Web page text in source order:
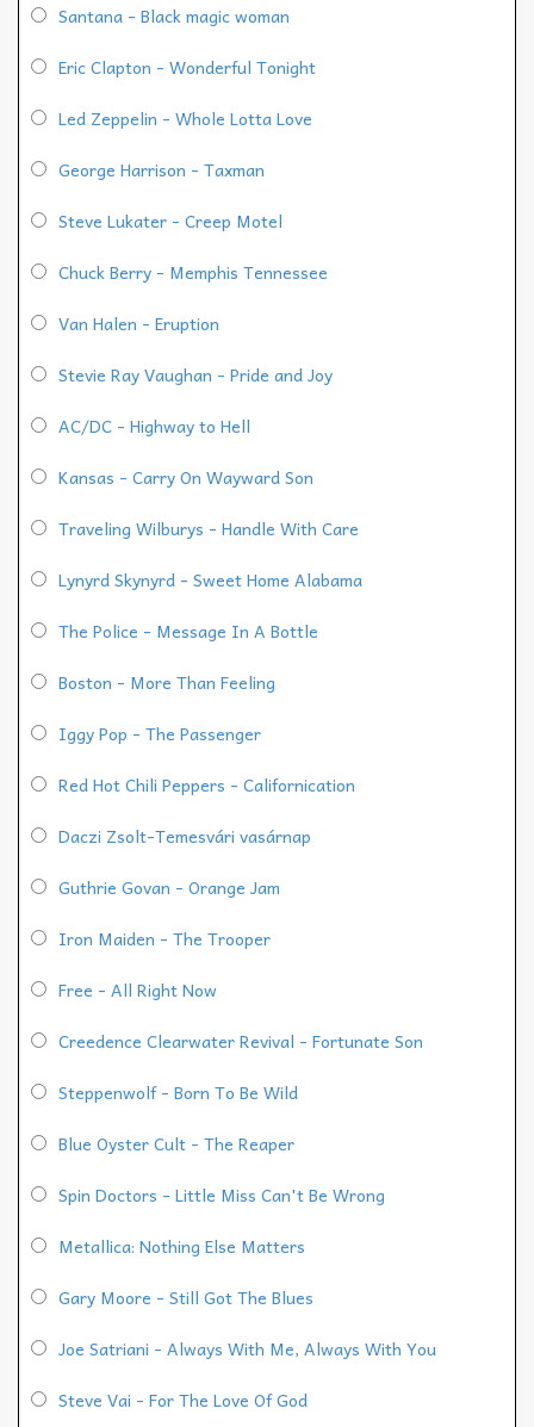
Santana - Black magic woman
Eric Clapton - Wonderful Tonight
Led Zeppelin - Whole Lotta Love
George Harrison - Taxman
Steve Lukater - Creep Motel
Chuck Berry - Memphis Tennessee
Van Halen - Eruption
Stevie Ray Vaughan - Pride and Joy
AC/DC - Highway to Hell
Kansas - Carry On Wayward Son
Traveling Wilburys - Handle With Care
Lynyrd Skynyrd - Sweet Home Alabama
The Police - Message In A Bottle
Boston - More Than Feeling
Iggy Pop - The Passenger
Red Hot Chili Peppers - Californication
Daczi Zsolt-Temesvári vasárnap
Guthrie Govan - Orange Jam
Iron Maiden - The Trooper
Free - All Right Now
Creedence Clearwater Revival - Fortunate Son
Steppenwolf - Born To Be Wild
Blue Oyster Cult - The Reaper
Spin Doctors - Little Miss Can't Be Wrong
Metallica: Nothing Else Matters
Gary Moore - Still Got The Blues
Joe Satriani - Always With Me, Always With You
Steve Vai - For The Love Of God